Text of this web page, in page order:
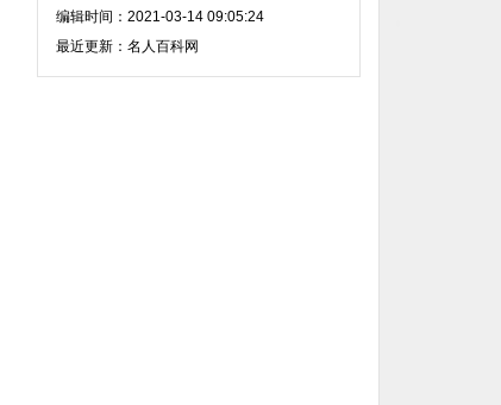
编辑时间：2021-03-14 09:05:24
最近更新：名人百科网